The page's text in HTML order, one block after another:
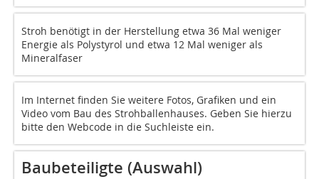
Stroh benötigt in der Herstellung etwa 36 Mal weniger
Energie als Polystyrol und etwa 12 Mal weniger als
Mineralfaser
Im Internet finden Sie weitere Fotos, Grafiken und ein
Video vom Bau des Strohballenhauses. Geben Sie hierzu
bitte den Webcode in die Suchleiste ein.
Baubeteiligte (Auswahl)